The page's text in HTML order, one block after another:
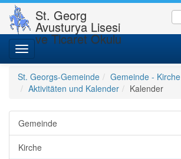
St. Georg
Avusturya Lisesi
ve Ticaret Okulu
Toggle
navigation
St. Georgs-Gemeinde
Gemeinde - Kirche
Aktivitäten und Kalender
Kalender
Gemeinde
Kirche